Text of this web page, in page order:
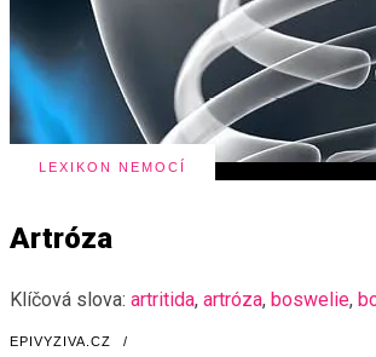
LEXIKON NEMOCÍ
Artróza
Klíčová slova: artritida, artróza, boswelie,
EPIVYZIVA.CZ /